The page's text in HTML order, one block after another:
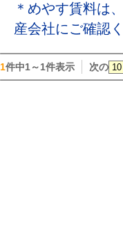
＊めやす賃料は
産会社にご確認
1件中1～1件表示 次の